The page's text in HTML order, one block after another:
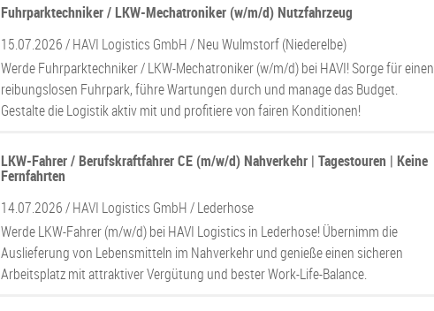
Fuhrparktechniker / LKW-Mechatroniker (w/m/d) Nutzfahrzeug
15.07.2026 /HAVI Logistics GmbH/ Neu Wulmstorf (Niederelbe)
Werde Fuhrparktechniker / LKW-Mechatroniker (w/m/d) bei HAVI! Sorge für einen
reibungslosen Fuhrpark, führe Wartungen durch und manage das Budget.
Gestalte die Logistik aktiv mit und profitiere von fairen Konditionen!
LKW-Fahrer / Berufskraftfahrer CE (m/w/d) Nahverkehr | Tagestouren | Keine
Fernfahrten
14.07.2026 /HAVI Logistics GmbH/ Lederhose
Werde LKW-Fahrer (m/w/d) bei HAVI Logistics in Lederhose! Übernimm die
Auslieferung von Lebensmitteln im Nahverkehr und genieße einen sicheren
Arbeitsplatz mit attraktiver Vergütung und bester Work-Life-Balance.